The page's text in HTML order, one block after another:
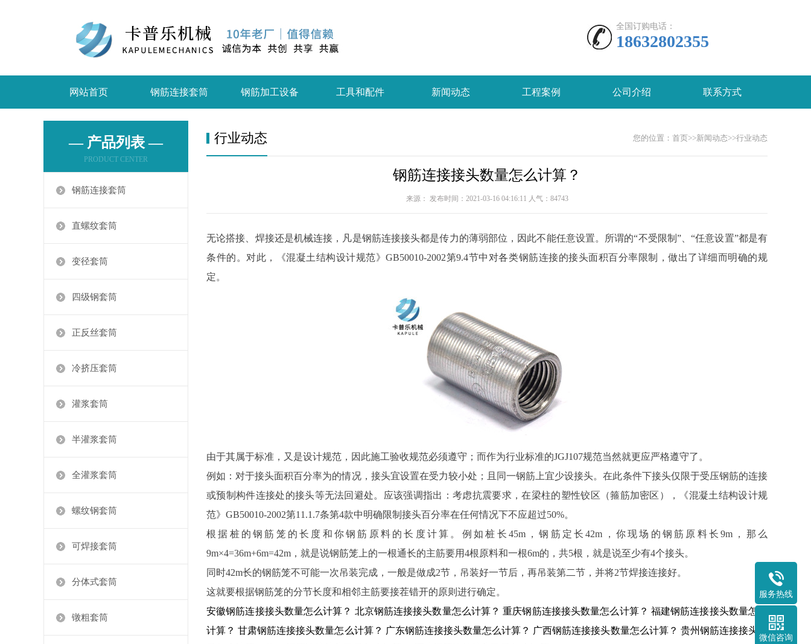
全国订购电话：
18632802355
网站首页 钢筋连接套筒 钢筋加工设备 工具和配件 新闻动态 工程案例 公司介绍 联系方式
— 产品列表 —
PRODUCT CENTER
钢筋连接套筒
直螺纹套筒
变径套筒
四级钢套筒
正反丝套筒
冷挤压套筒
灌浆套筒
半灌浆套筒
全灌浆套筒
螺纹钢套筒
可焊接套筒
分体式套筒
镦粗套筒
您的位置： 首页>>新闻动态>>行业动态
行业动态
钢筋连接接头数量怎么计算？
来源： 发布时间：2021-03-16 04:16:11 人气： 84743
无论搭接、焊接还是机械连接，凡是钢筋连接接头都是传力的薄弱部位，因此不能任意设置。所谓的“不受限制”、“任意设置”都是有
条件的。对此，《混凝土结构设计规范》GB50010-2002第9.4节中对各类钢筋连接的接头面积百分率限制，做出了详细而明确的规
定。
由于其属于标准，又是设计规范，因此施工验收规范必须遵守；而作为行业标准的JGJ107规范当然就更应严格遵守了。
例如：对于接头面积百分率为的情况，接头宜设置在受力较小处；且同一钢筋上宜少设接头。在此条件下接头仅限于受压钢筋的连接
或预制构件连接处的接头等无法回避处。应该强调指出：考虑抗震要求，在梁柱的塑性铰区（箍筋加密区），《混凝土结构设计规
范》GB50010-2002第11.1.7条第4款中明确限制接头百分率在任何情况下不应超过50%。
根据桩的钢筋笼的长度和你钢筋原料的长度计算。例如桩长45m，钢筋定长42m，你现场的钢筋原料长9m，那么
9m×4=36m+6m=42m，就是说钢筋笼上的一根通长的主筋要用4根原料和一根6m的，共5根，就是说至少有4个接头。
同时42m长的钢筋笼不可能一次吊装完成，一般是做成2节，吊装好一节后，再吊装第二节，并将2节焊接连接好。
这就要根据钢筋笼的分节长度和相邻主筋要接茬错开的原则进行确定。
安徽钢筋连接接头数量怎么计算？ 北京钢筋连接接头数量怎么计算？ 重庆钢筋连接接头数量怎么计算？ 福建钢筋连接接头数量怎么
计算？ 甘肃钢筋连接接头数量怎么计算？ 广东钢筋连接接头数量怎么计算？ 广西钢筋连接接头数量怎么计算？ 贵州钢筋连接接头数
服务热线
微信咨询